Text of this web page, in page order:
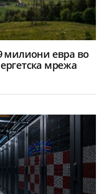
милиони евра во
мрежа